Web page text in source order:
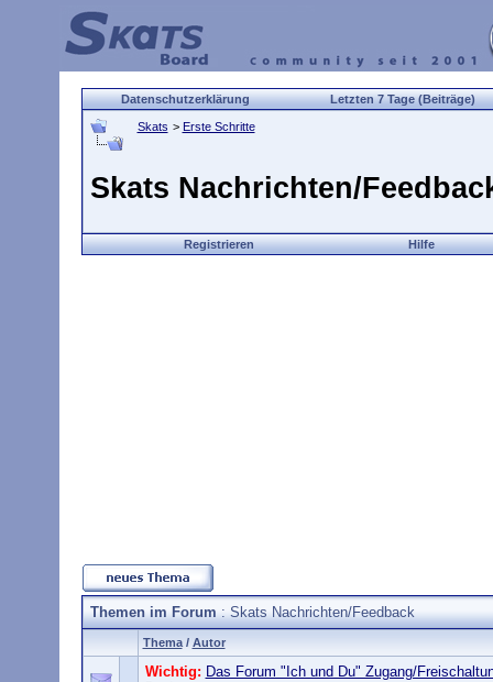
Datenschutzerklärung Letzten 7 Tage (Beiträge)
Skats > Erste Schritte
Skats Nachrichten/
Registrieren Hilfe
Themen im Forum: Skats Nachrichten/Feedback
Thema/ Autor
Wichtig: Das Forum "Ich und Du" Zugang/